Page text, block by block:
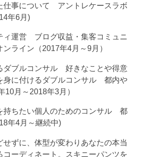
仕事について アントレケースラボ
年6月)
ィ運営 ブログ収益・集客コミュニ
ライン（2017年4月～9月）
ダブルコンサル 好きなことや得意
身に付けるダブルコンサル 都内や
10月～2018年3月）
持ちたい個人のためのコンサル 都
年4月～継続中)
せずに、体型が変わりあなたの本当
コーディネート。スキニーパンツを